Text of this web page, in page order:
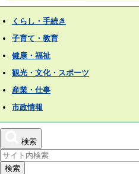
くらし・手続き
子育て・教育
健康・福祉
観光・文化・スポーツ
産業・仕事
市政情報
検索
検索